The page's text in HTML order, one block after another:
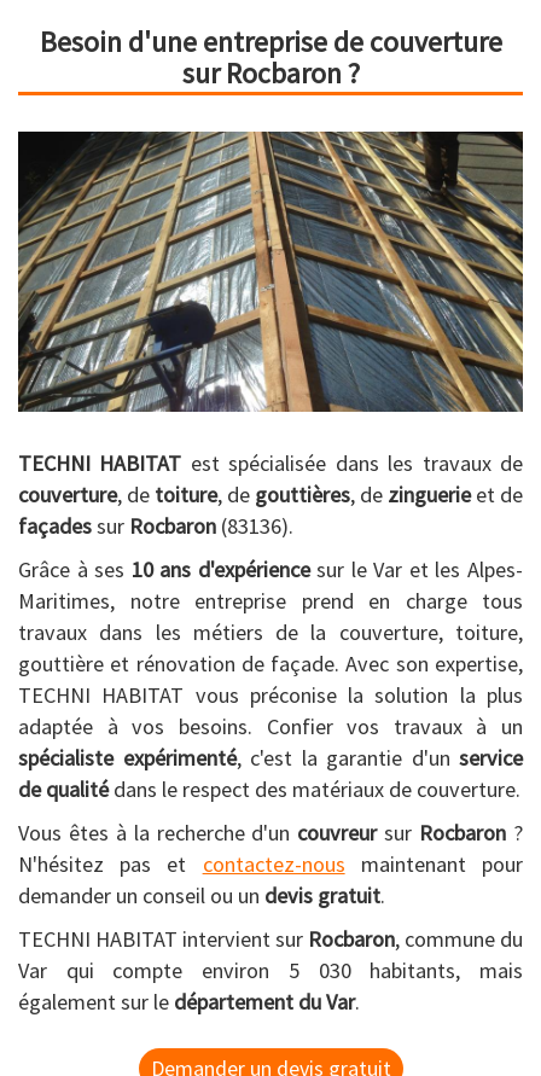
Besoin d'une entreprise de couverture
sur Rocbaron ?
TECHNI HABITAT est spécialisée dans les travaux de
couverture, de toiture, de gouttières, de zinguerieet de
façadessur Rocbaron (83136).
Grâce à ses 10 ans d'expériencesur le Var et les Alpes-
Maritimes, notre entreprise prend en charge tous
travaux dans les métiers de la couverture, toiture,
gouttière et rénovation de façade. Avec son expertise,
TECHNI HABITAT vous préconise la solution la plus
adaptée à vos besoins. Confier vos travaux à un
spécialiste expérimenté, c'est la garantie d'un service
de qualitédans le respect des matériaux de couverture.
Vous êtes à la recherche d'un couvreursur Rocbaron ?
N'hésitez pas et contactez-nous maintenant pour
demander un conseil ou un devis gratuit.
TECHNI HABITAT intervient sur Rocbaron, commune du
Var qui compte environ 5 030 habitants, mais
également sur le département du Var.
Demander un devis gratuit